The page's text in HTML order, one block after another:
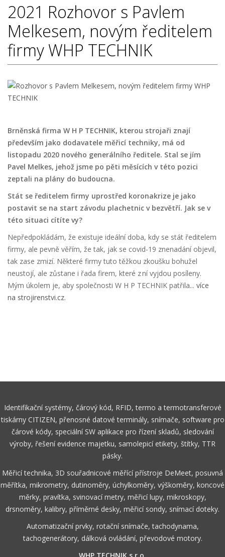
2021 Rozhovor s Pavlem
Melkesem, novým ředitelem
firmy WHP TECHNIK
Brněnská firma W H P TECHNIK, kterou strojaři znají
především jako dodavatele měřicí techniky, má od
listopadu 2020 nového generálního ředitele. Stal se jím
Pavel Melkes, jehož jsme po pěti měsících v této pozici
zeptali na plány do budoucna.
Stát se ředitelem firmy uprostřed koronakrize je jako
postavit se na start závodu plachetnic v bezvětří. Jak se v
této situaci cítíte vy?
Nepředpokládám, že existuje ideální doba, kdy se stát ředitelem
firmy, ale pevně věřím, že tak, jak se covid-19 znenadání objevil,
tak zase zmizí. Některé firmy tuto těžkou zkoušku bohužel
neustojí, ale zůstane i řada firem, které z ní vyjdou posíleny.
Mým úkolem je, aby společnosti W H P TECHNIK patřila... více
na strojirenstvi.cz.
Identifikační systémy, čárový kód, RFID, termo a termotransferové
tiskárny CITIZEN, přenosné datové terminály, snímače, software pro
čárové kódy, speciální SW aplikace pro řízení skladů, sledování
výroby, řešení evidence majetku, samolepicí etikety, štítky, TTR
pásky.
Měřicí technika, 3D souřadnicové měřící přístroje DeMeet, posuvná
měřítka, mikrometry, dutinoměry, úchylkoměry, výškoměry, koncové
měrky, pravítka, svinovací metry, měřicí lupy, mikroskopy,
drsnoměry, kalibry, příměrné desky, měřicí sondy, snímací doteky.
Automatizační prvky, rotační snímače, tachodynama,
tachogenerátory, dálková ovládání, převodové motory.